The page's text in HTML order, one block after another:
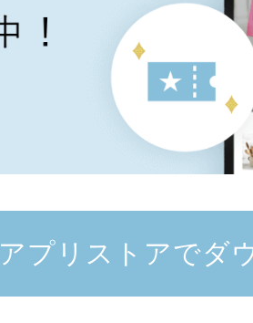
アプリストアでダ